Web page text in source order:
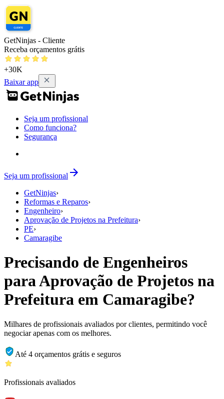
GetNinjas - Cliente
Receba orçamentos grátis
+30K
Baixar app
Seja um profissional
Como funciona?
Segurança
Seja um profissional
GetNinjas›
Reformas e Reparos›
Engenheiro›
Aprovação de Projetos na Prefeitura›
PE›
Camaragibe
Precisando de Engenheiros
para Aprovação de Projetos na
Prefeitura em Camaragibe?
Milhares de profissionais avaliados por clientes, permitindo você
negociar apenas com os melhores.
Até 4 orçamentos grátis e seguros
Profissionais avaliados